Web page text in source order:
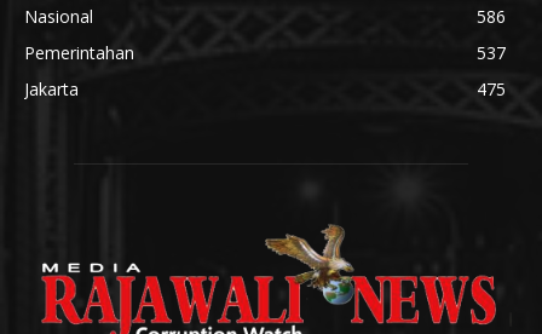
Nasional
586
Pemerintahan
537
Jakarta
475